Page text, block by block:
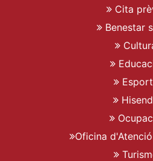
Cita
Benestar
Oficina